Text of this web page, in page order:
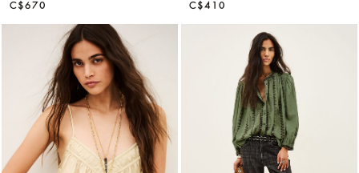
C$670
C$410